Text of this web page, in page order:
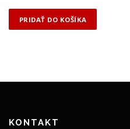
o
c
u
a
PRIDAŤ DO KOŠÍKA
KONTAKT